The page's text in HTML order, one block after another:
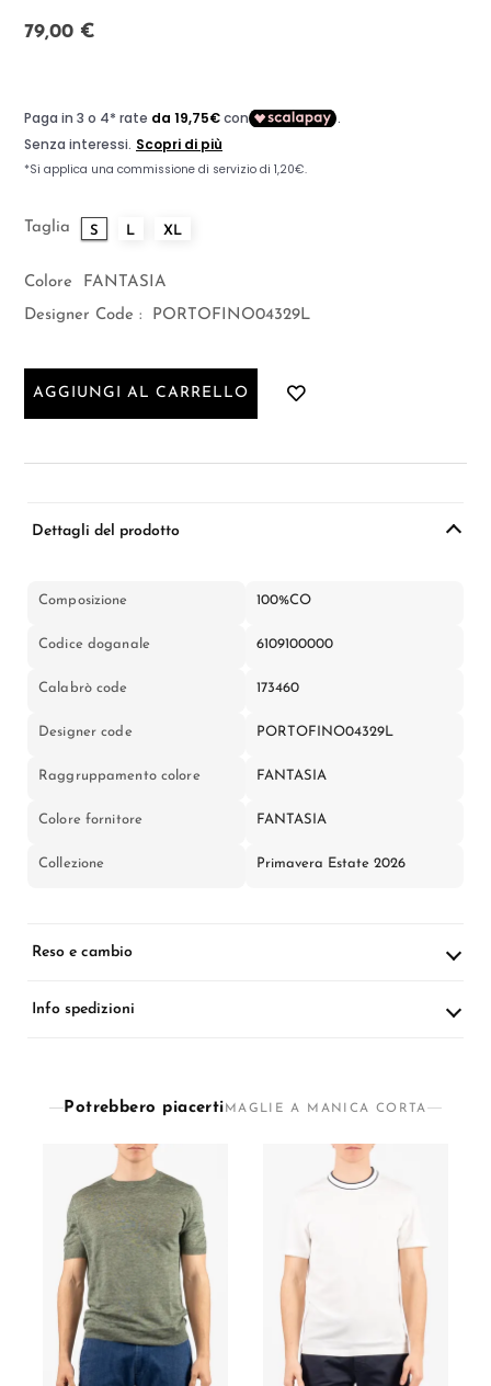
79,00 €
Taglia S L XL
Colore
FANTASIA
Designer Code :
PORTOFINO04329L
AGGIUNGI AL CARRELLO
Dettagli del prodotto
Composizione 100%CO
Codice doganale 6109100000
Calabrò code 173460
Designer code PORTOFINO04329L
Raggruppamento colore FANTASIA
Colore fornitore FANTASIA
Collezione Primavera Estate 2026
Reso e cambio
Info spedizioni
Potrebbero piacerti MAGLIE A MANICA CORTA